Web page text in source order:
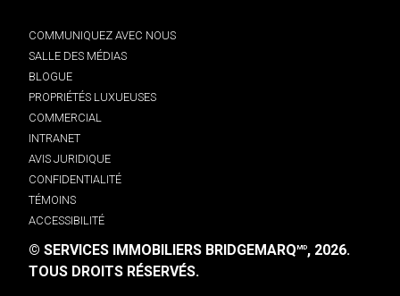
COMMUNIQUEZ AVEC NOUS
SALLE DES MÉDIAS
BLOGUE
PROPRIÉTÉS LUXUEUSES
COMMERCIAL
INTRANET
AVIS JURIDIQUE
CONFIDENTIALITÉ
TÉMOINS
ACCESSIBILITÉ
© SERVICES IMMOBILIERS BRIDGEMARQMD, 2026.
TOUS DROITS RÉSERVÉS.